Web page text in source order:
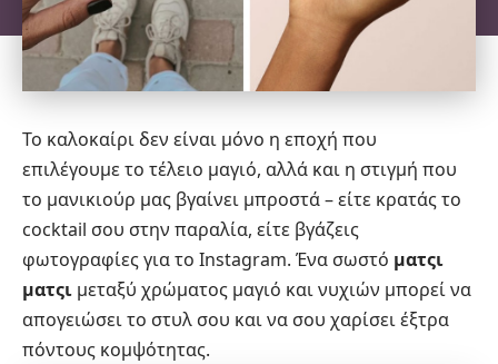
Το καλοκαίρι δεν είναι μόνο η εποχή που
επιλέγουμε το τέλειο μαγιό, αλλά και η στιγμή που
το μανικιούρ μας βγαίνει μπροστά – είτε κρατάς το
cocktail σου στην παραλία, είτε βγάζεις
φωτογραφίες για το Instagram. Ένα σωστό ματςι
ματςι μεταξύ χρώματος μαγιό και νυχιών μπορεί να
απογειώσει το στυλ σου και να σου χαρίσει έξτρα
πόντους κομψότητας.